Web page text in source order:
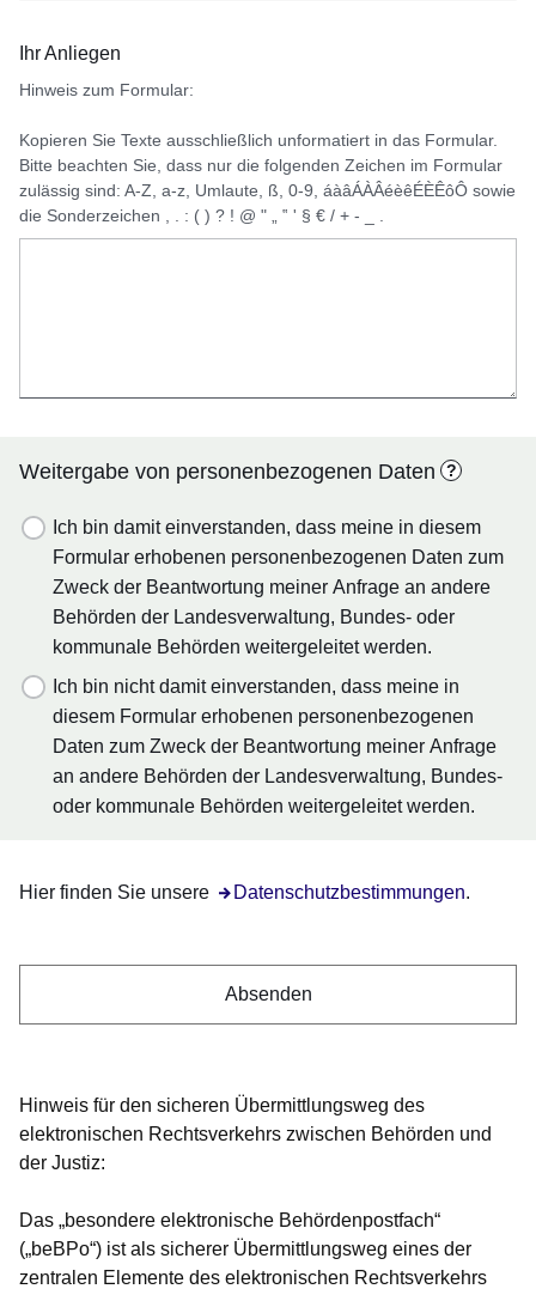
Ihr Anliegen
Hinweis zum Formular:
Kopieren Sie Texte ausschließlich unformatiert in das Formular.
Bitte beachten Sie, dass nur die folgenden Zeichen im Formular
zulässig sind: A-Z, a-z, Umlaute, ß, 0-9, áàâÁÀÂéèêÉÈÊôÔ sowie
die Sonderzeichen , . : ( ) ? ! @ " „ ‟ ' § € / + - _ .
Weitergabe von personenbezogenen Daten ?
Ich bin damit einverstanden, dass meine in diesem
Formular erhobenen personenbezogenen Daten zum
Zweck der Beantwortung meiner Anfrage an andere
Behörden der Landesverwaltung, Bundes- oder
kommunale Behörden weitergeleitet werden.
Ich bin nicht damit einverstanden, dass meine in
diesem Formular erhobenen personenbezogenen
Daten zum Zweck der Beantwortung meiner Anfrage
an andere Behörden der Landesverwaltung, Bundes-
oder kommunale Behörden weitergeleitet werden.
Hier finden Sie unsere Datenschutzbestimmungen
Öffnet sich in einem neuen Fenster
.
Hinweis für den sicheren Übermittlungsweg des
elektronischen Rechtsverkehrs zwischen Behörden und
der Justiz:
Das „besondere elektronische Behördenpostfach“
(„beBPo“) ist als sicherer Übermittlungsweg eines der
zentralen Elemente des elektronischen Rechtsverkehrs